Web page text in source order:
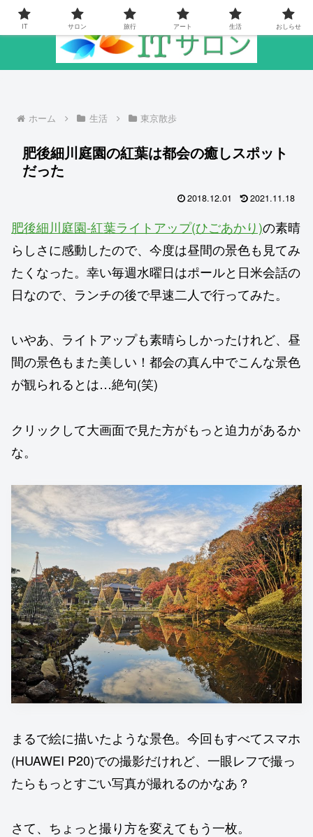
ホーム 生活 東京散歩
肥後細川庭園の紅葉は都会の癒しスポット
だった
2018.12.01 2021.11.18
肥後細川庭園-紅葉ライトアップ(ひごあかり)の素晴
らしさに感動したので、今度は昼間の景色も見てみ
たくなった。幸い毎週水曜日はポールと日米会話の
日なので、ランチの後で早速二人で行ってみた。
いやあ、ライトアップも素晴らしかったけれど、昼
間の景色もまた美しい！都会の真ん中でこんな景色
が観られるとは…絶句(笑)
クリックして大画面で見た方がもっと迫力があるか
な。
まるで絵に描いたような景色。今回もすべてスマホ
(HUAWEI P20)での撮影だけれど、一眼レフで撮っ
たらもっとすごい写真が撮れるのかなあ？
さて、ちょっと撮り方を変えてもう一枚。
IT サロン 旅行 アート 生活 おしらせ